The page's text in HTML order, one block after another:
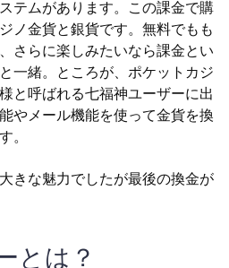
テムがあります。この課金で購
ノ金貨と銀貨です。無料でもも
さらに楽しみたいなら課金とい
一緒。ところが、ポケットカジ
と呼ばれる七福神ユーザーに出
やメール機能を使って金貨を換
。
きな魅力でしたが最後の換金が
とは？